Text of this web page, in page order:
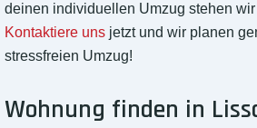
deinen individuellen Umzug stehen
Kontaktiere uns jetzt und wir planen
stressfreien Umzug!
Wohnung finden in